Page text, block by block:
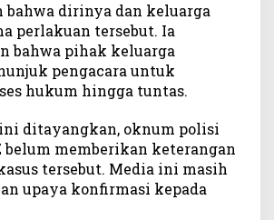
bahwa dirinya dan keluarga
perlakuan tersebut. Ia
bahwa pihak keluarga
pengacara untuk
hukum hingga tuntas.
ditayangkan, oknum polisi
memberikan keterangan
tersebut. Media ini masih
upaya konfirmasi kepada